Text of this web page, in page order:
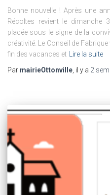
Bonne nouvelle ! Après une
Récoltes revient le dimanche
placée sous le signe de la
créativité. Le Conseil de
fin des vacances et
Lire la suite
Par mairieOttonville , il y a 2